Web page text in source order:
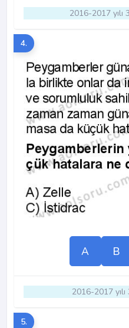
2016-2017 yılı
4.
A B
2016-2017
5.